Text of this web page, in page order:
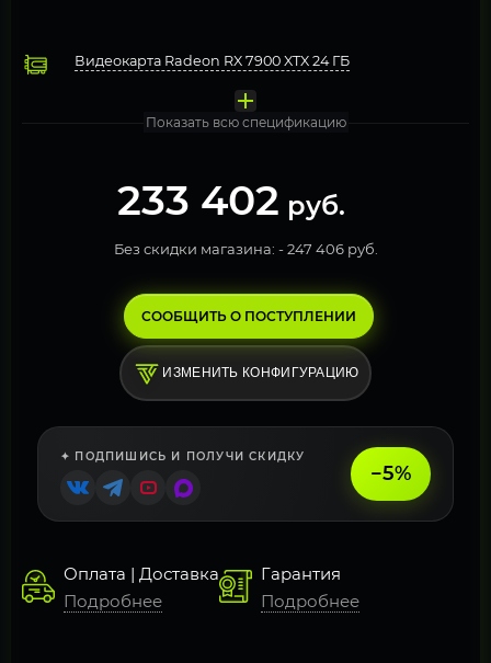
Видеокарта Radeon RX 7900 XTX 24 ГБ
Показать всю спецификацию
233 402 руб.
Без скидки магазина: -247 406 руб.
СООБЩИТЬ О ПОСТУПЛЕНИИ
ИЗМЕНИТЬ КОНФИГУРАЦИЮ
✦ ПОДПИШИСЬ И ПОЛУЧИ СКИДКУ
−5%
Оплата | Доставка
Подробнее
Гарантия
Подробнее